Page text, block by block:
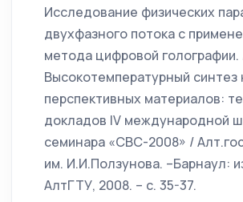
Исследование физических
двухфазного потока с
метода цифровой голографии.
Высокотемпературный синтез
перспективных материалов:
докладов IV международной
семинара «СВС-2008» /
им. И.И.Ползунова. –Барнаул:
АлтГТУ, 2008. – с. 35-37.